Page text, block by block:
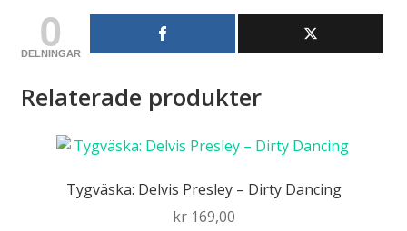
0
DELNINGAR
Relaterade produkter
Tygväska: Delvis Presley – Dirty Dancing
kr169,00